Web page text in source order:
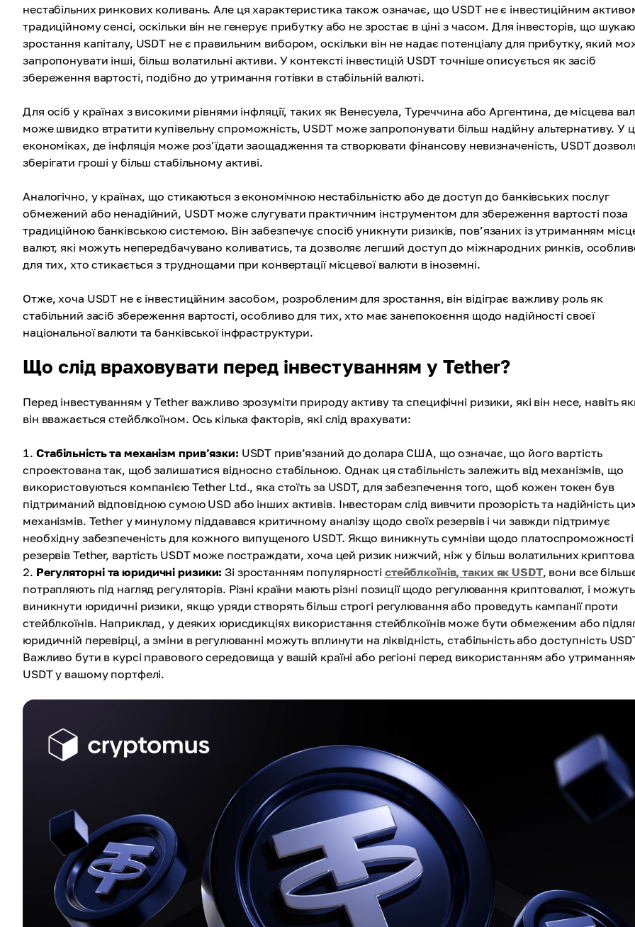
нестабільних ринкових коливань. Але ця характеристика також означає, що USDT не є інвестиційним
традиційному сенсі, оскільки він не генерує прибутку або не зростає в ціні з часом. Для інвесторів, що
зростання капіталу, USDT не є правильним вибором, оскільки він не надає потенціалу для прибутку, який
запропонувати інші, більш волатильні активи. У контексті інвестицій USDT точніше описується як засіб
збереження вартості, подібно до утримання готівки в стабільній валюті.
Для осіб у країнах з високими рівнями інфляції, таких як Венесуела, Туреччина або Аргентина, де місцева
може швидко втратити купівельну спроможність, USDT може запропонувати більш надійну альтернативу. У
економіках, де інфляція може роз'їдати заощадження та створювати фінансову невизначеність, USDT
зберігати гроші у більш стабільному активі.
Аналогічно, у країнах, що стикаються з економічною нестабільністю або де доступ до банківських послуг
обмежений або ненадійний, USDT може слугувати практичним інструментом для збереження вартості поза
традиційною банківською системою. Він забезпечує спосіб уникнути ризиків, пов’язаних із утриманням
валют, які можуть непередбачувано коливатись, та дозволяє легший доступ до міжнародних ринків,
для тих, хто стикається з труднощами при конвертації місцевої валюти в іноземні.
Отже, хоча USDT не є інвестиційним засобом, розробленим для зростання, він відіграє важливу роль як
стабільний засіб збереження вартості, особливо для тих, хто має занепокоєння щодо надійності своєї
національної валюти та банківської інфраструктури.
Що слід враховувати перед інвестуванням у Tether?
Перед інвестуванням у Tether важливо зрозуміти природу активу та специфічні ризики, які він несе, навіть
він вважається стейблкоїном. Ось кілька факторів, які слід врахувати:
Стабільність та механізм прив’язки: USDT прив’язаний до долара США, що означає, що його вартість
спроектована так, щоб залишатися відносно стабільною. Однак ця стабільність залежить від механізмів, що
використовуються компанією Tether Ltd., яка стоїть за USDT, для забезпечення того, щоб кожен токен був
підтриманий відповідною сумою USD або інших активів. Інвесторам слід вивчити прозорість та надійність
механізмів. Tether у минулому піддавався критичному аналізу щодо своїх резервів і чи завжди підтримує
необхідну забезпеченість для кожного випущеного USDT. Якщо виникнуть сумніви щодо
резервів Tether, вартість USDT може постраждати, хоча цей ризик нижчий, ніж у більш волатильних
Регуляторні та юридичні ризики: Зі зростанням популярності стейблкоїнів, таких як USDT, вони все
потрапляють під нагляд регуляторів. Різні країни мають різні позиції щодо регулювання криптовалют, і можуть
виникнути юридичні ризики, якщо уряди створять більш строгі регулювання або проведуть кампанії проти
стейблкоїнів. Наприклад, у деяких юрисдикціях використання стейблкоїнів може бути обмеженим або
юридичній перевірці, а зміни в регулюванні можуть вплинути на ліквідність, стабільність або доступність
Важливо бути в курсі правового середовища у вашій країні або регіоні перед використанням або
USDT у вашому портфелі.